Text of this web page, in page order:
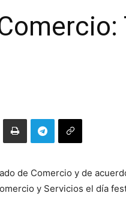
de Comercio y de
y Servicios el día